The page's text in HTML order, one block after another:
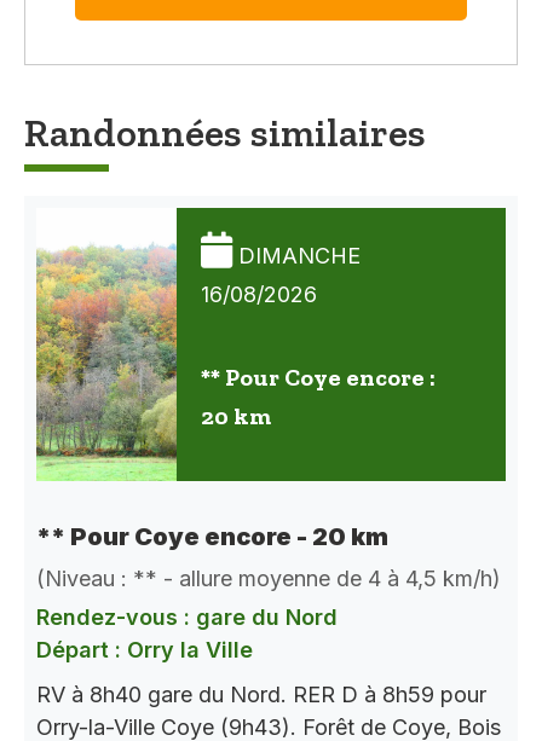
Randonnées similaires
DIMANCHE
16/08/2026
** Pour Coye encore :
20 km
** Pour Coye encore - 20 km
(Niveau : ** - allure moyenne de 4 à 4,5 km/h)
Rendez-vous : gare du Nord
Départ : Orry la Ville
RV à 8h40 gare du Nord. RER D à 8h59 pour
Orry-la-Ville Coye (9h43). Forêt de Coye, Bois